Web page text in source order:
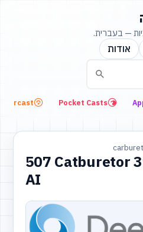
— בעברית.
אודות
Pocket Casts
507 Catburetor
AI